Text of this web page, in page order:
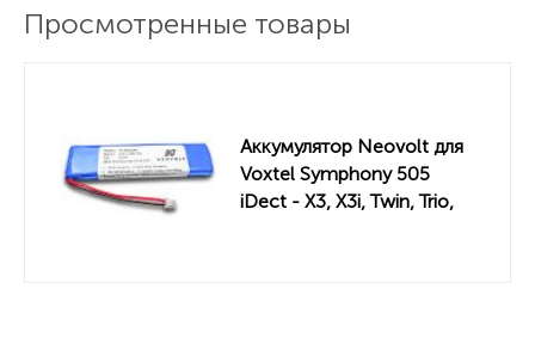
Просмотренные товары
Аккумулятор Neovolt для
Voxtel Symphony 505
iDect - X3, X3i, Twin, Trio,